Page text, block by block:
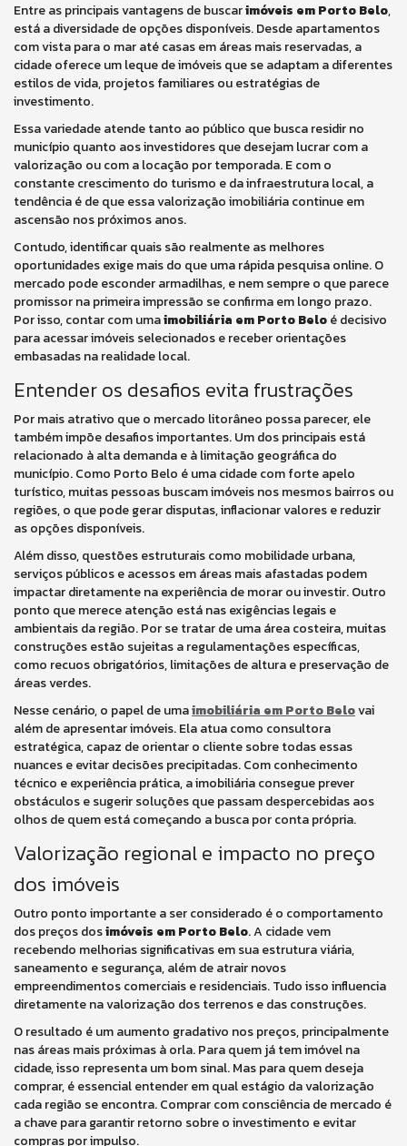
Entre as principais vantagens de buscarimóveis em Porto Belo,
está a diversidade de opções disponíveis. Desde apartamentos
com vista para o mar até casas em áreas mais reservadas, a
cidade oferece um leque de imóveis que se adaptam a diferentes
estilos de vida, projetos familiares ou estratégias de
investimento.
Essa variedade atende tanto ao público que busca residir no
município quanto aos investidores que desejam lucrar com a
valorização ou com a locação por temporada. E com o
constante crescimento do turismo e da infraestrutura local, a
tendência é de que essa valorização imobiliária continue em
ascensão nos próximos anos.
Contudo, identificar quais são realmente as melhores
oportunidades exige mais do que uma rápida pesquisa online. O
mercado pode esconder armadilhas, e nem sempre o que parece
promissor na primeira impressão se confirma em longo prazo.
Por isso, contar com umaimobiliária em Porto Beloé decisivo
para acessar imóveis selecionados e receber orientações
embasadas na realidade local.
Entender os desafios evita frustrações
Por mais atrativo que o mercado litorâneo possa parecer, ele
também impõe desafios importantes. Um dos principais está
relacionado à alta demanda e à limitação geográfica do
município. Como Porto Belo é uma cidade com forte apelo
turístico, muitas pessoas buscam imóveis nos mesmos bairros ou
regiões, o que pode gerar disputas, inflacionar valores e reduzir
as opções disponíveis.
Além disso, questões estruturais como mobilidade urbana,
serviços públicos e acessos em áreas mais afastadas podem
impactar diretamente na experiência de morar ou investir. Outro
ponto que merece atenção está nas exigências legais e
ambientais da região. Por se tratar de uma área costeira, muitas
construções estão sujeitas a regulamentações específicas,
como recuos obrigatórios, limitações de altura e preservação de
áreas verdes.
Nesse cenário, o papel de umaimobiliária em Porto Belovai
além de apresentar imóveis. Ela atua como consultora
estratégica, capaz de orientar o cliente sobre todas essas
nuances e evitar decisões precipitadas. Com conhecimento
técnico e experiência prática, a imobiliária consegue prever
obstáculos e sugerir soluções que passam despercebidas aos
olhos de quem está começando a busca por conta própria.
Valorização regional e impacto no preço
dos imóveis
Outro ponto importante a ser considerado é o comportamento
dos preços dosimóveis em Porto Belo. A cidade vem
recebendo melhorias significativas em sua estrutura viária,
saneamento e segurança, além de atrair novos
empreendimentos comerciais e residenciais. Tudo isso influencia
diretamente na valorização dos terrenos e das construções.
O resultado é um aumento gradativo nos preços, principalmente
nas áreas mais próximas à orla. Para quem já tem imóvel na
cidade, isso representa um bom sinal. Mas para quem deseja
comprar, é essencial entender em qual estágio da valorização
cada região se encontra. Comprar com consciência de mercado é
a chave para garantir retorno sobre o investimento e evitar
compras por impulso.